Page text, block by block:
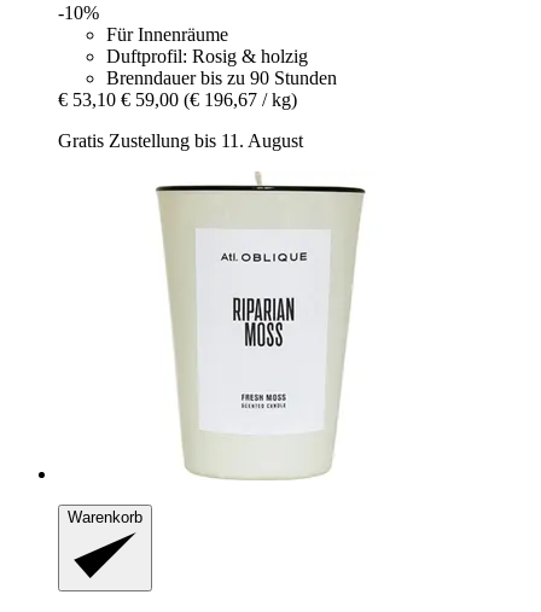
-10%
Für Innenräume
Duftprofil: Rosig & holzig
Brenndauer bis zu 90 Stunden
€ 53,10 € 59,00 (€ 196,67 / kg)
Gratis Zustellung bis 11. August
Warenkorb